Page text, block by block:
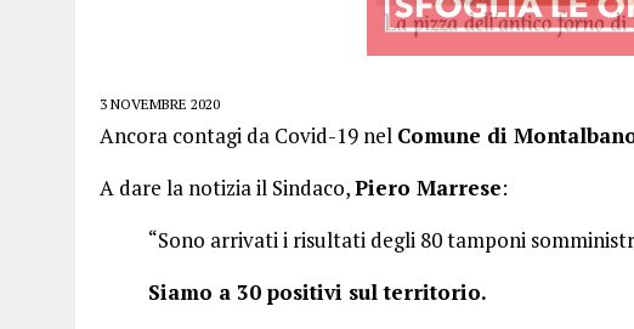
3 NOVEMBRE 2020
Ancora contagi da Covid-19 nel Comune di
A dare la notizia il Sindaco,Piero Marrese:
“Sono arrivati i risultati degli 80 tamponi
Siamo a 30 positivi sul territorio.